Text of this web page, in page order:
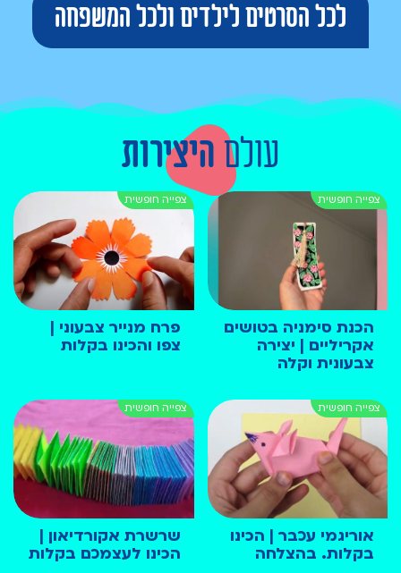
לכל הסרטים לילדים ולכל המשפחה
עולם היצירות
הכנת סימניה בטושים
אקריליים | יצירה
צבעונית וקלה
פרח מנייר צבעוני |
צפו והכינו בקלות
אוריגמי עכבר | הכינו
בקלות. בהצלחה
שרשרת אקורדיאון |
הכינו לעצמכם בקלות